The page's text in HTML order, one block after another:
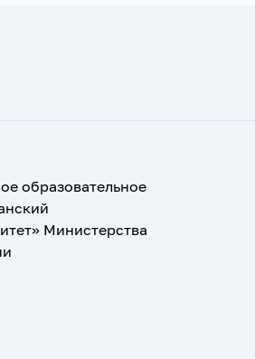
образовательное
Министерства